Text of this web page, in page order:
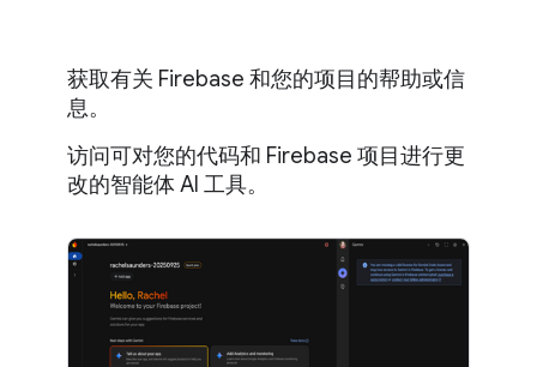
获取有关 Firebase 和您的项目的帮助或信
息。
访问可对您的代码和 Firebase 项目进行更
改的智能体 AI 工具。